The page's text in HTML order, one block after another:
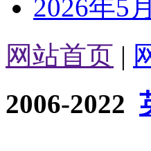
2026年5
网站首页 |
2006-2022